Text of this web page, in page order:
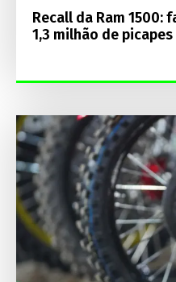
Recall da Ram 1500:
1,3 milhão de picapes